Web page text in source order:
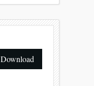
Download